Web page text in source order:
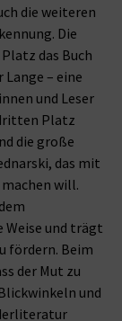
die weiteren
Die
das Buch
Lange – eine
und Leser
Platz
die große
das mit
will.
Weise und trägt
fördern. Beim
der Mut zu
und